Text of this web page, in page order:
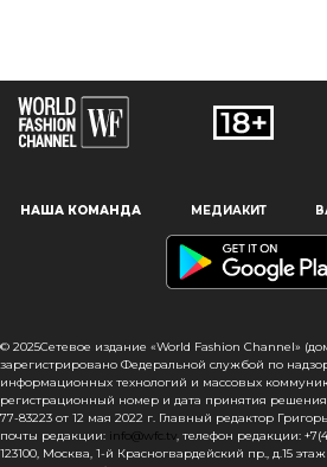
Наш сайт использует файлы cookie и
пользователям, предоставляя
информацию, запоминая
сайта, вы подтверждаете свое
файлов cookie в соответствии с
в отношении данного типа файлов.
с тем, чтобы мы использовали
то вы должны соответствующим
настройки вашего браузера или не
НАША КОМАНДА МЕДИАКИТ
© 2025Сетевое издание «World Fashion Channel»
зарегистрировано Федеральной службой по
информационных технологий и массовых
регистрационный номер и дата принятия
77-83223 от 12 мая 2022 г. Главный редактор
почты редакции: info@wfc.tv, телефон редакции:
123100, Москва, 1-й Красногвардейский пр., д.15